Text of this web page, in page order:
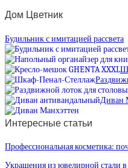
Дом Цветник
Будильник с имитацией рассвета
Диван
Интересные статьи
Профессиональная косметика:
Украшения из ювелирной стали